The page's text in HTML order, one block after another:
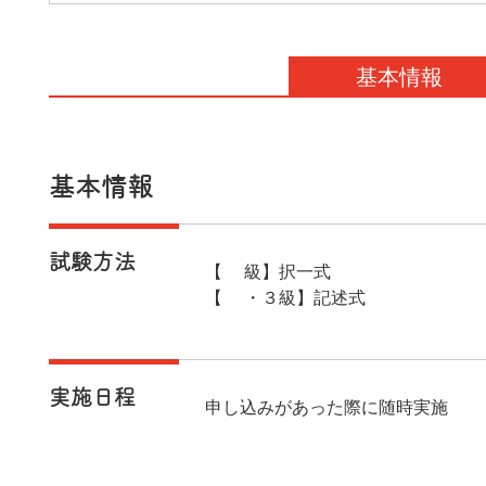
基本情報
基本情報
試験方法
【1級】択一式
【2・３級】記述式
実施日程 申し込みがあった際に随時実施